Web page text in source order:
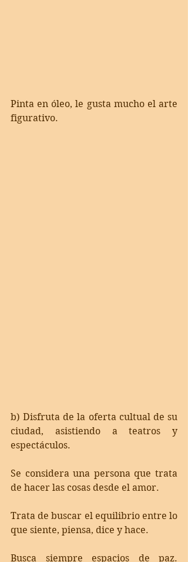
Pinta en óleo, le gusta mucho el arte
figurativo.
b) Disfruta de la oferta cultual de su
ciudad, asistiendo a teatros y
espectáculos.
Se considera una persona que trata
de hacer las cosas desde el amor.
Trata de buscar el equilibrio entre lo
que siente, piensa, dice y hace.
Busca siempre espacios de paz.